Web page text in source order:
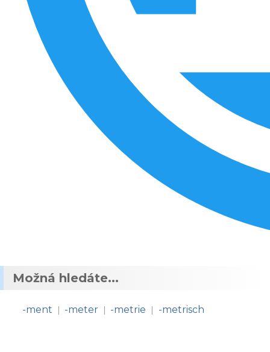
Možná hledáte...
-ment | -meter | -metrie | -metrisch